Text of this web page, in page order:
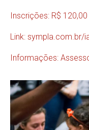
Inscrições: R$
Link: sympla.com.br/
Informações: